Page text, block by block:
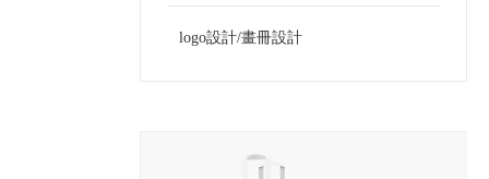
logo設計/畫冊設計